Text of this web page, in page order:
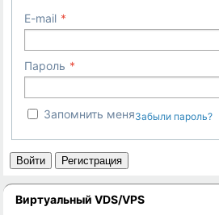
E-mail
Пароль
Запомнить меняЗабыли пароль?
Войти Регистрация
Виртуальный VDS/VPS